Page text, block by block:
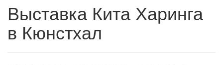
Выставка Кита Харинга
в Кюнстхал